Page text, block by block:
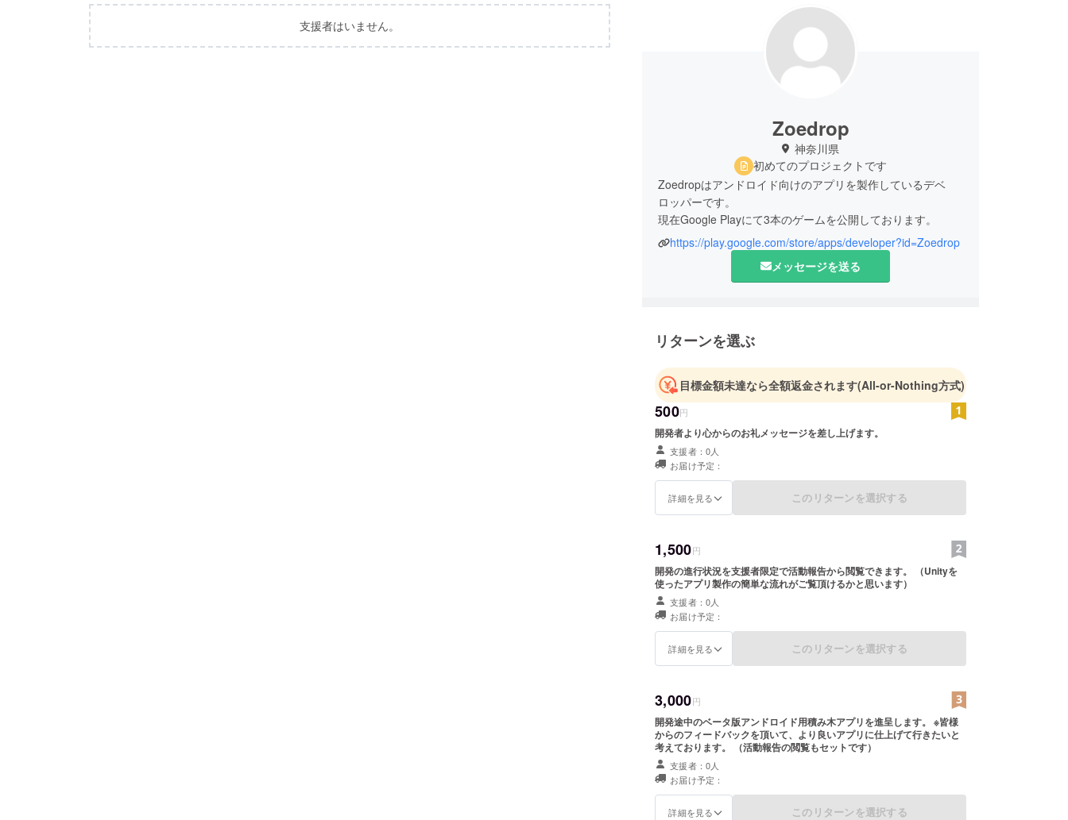
支援者はいません。
Zoedrop
神奈川県
初めてのプロジェクトです
Zoedropはアンドロイド向けのアプリを製作しているデベ
ロッパーです。
現在Google Playにて3本のゲームを公開しております。
2011年公開
シガレッポン
Google Play
https://play.google.com/store/apps/developer?id=Zoedrop
メッセージを送る
リターンを選ぶ
目標金額未達なら全額返金されます(All-or-Nothing方式)
500円
開発者より心からのお礼メッセージを差し上げます。
支援者：0人
お届け予定：
詳細を見る このリターンを選択する
1,500円
開発の進行状況を支援者限定で活動報告から閲覧できます。 （Unityを
使ったアプリ製作の簡単な流れがご覧頂けるかと思います）
支援者：0人
お届け予定：
詳細を見る このリターンを選択する
3,000円
開発途中のベータ版アンドロイド用積み木アプリを進呈します。 ※皆様
からのフィードバックを頂いて、より良いアプリに仕上げて行きたいと
考えております。 （活動報告の閲覧もセットです）
支援者：0人
お届け予定：
詳細を見る このリターンを選択する